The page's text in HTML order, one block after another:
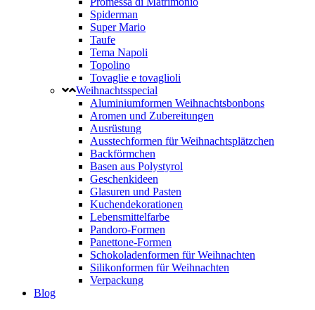
Spiderman
Super Mario
Taufe
Tema Napoli
Topolino
Tovaglie e tovaglioli
Weihnachtsspecial
Aluminiumformen Weihnachtsbonbons
Aromen und Zubereitungen
Ausrüstung
Ausstechformen für Weihnachtsplätzchen
Backförmchen
Basen aus Polystyrol
Geschenkideen
Glasuren und Pasten
Kuchendekorationen
Lebensmittelfarbe
Pandoro-Formen
Panettone-Formen
Schokoladenformen für Weihnachten
Silikonformen für Weihnachten
Verpackung
Blog